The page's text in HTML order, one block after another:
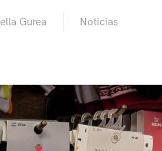
Gurea Noticias